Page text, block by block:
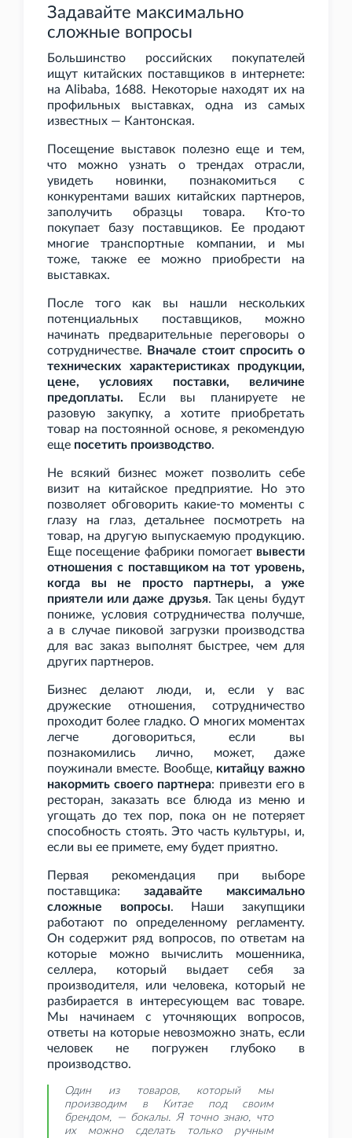
Задавайте максимально
сложные вопросы
Большинство российских покупателей
ищут китайских поставщиков в интернете:
на Alibaba, 1688. Некоторые находят их на
профильных выставках, одна из самых
известных — Кантонская.
Посещение выставок полезно еще и тем,
что можно узнать о трендах отрасли,
увидеть новинки, познакомиться с
конкурентами ваших китайских партнеров,
заполучить образцы товара. Кто-то
покупает базу поставщиков. Ее продают
многие транспортные компании, и мы
тоже, также ее можно приобрести на
выставках.
После того как вы нашли нескольких
потенциальных поставщиков, можно
начинать предварительные переговоры о
сотрудничестве.
Вначале стоит спросить о
технических характеристиках продукции,
цене, условиях поставки, величине
предоплаты. Если вы планируете не
разовую закупку, а хотите приобретать
товар на постоянной основе, я рекомендую
еще посетить производство.
Не всякий бизнес может позволить себе
визит на китайское предприятие. Но это
позволяет обговорить какие-то моменты с
глазу на глаз, детальнее посмотреть на
товар, на другую выпускаемую продукцию.
Еще посещение фабрики помогает вывести
отношения с поставщиком на тот уровень,
когда вы не просто партнеры, а уже
приятели или даже друзья. Так цены будут
пониже, условия сотрудничества получше,
а в случае пиковой загрузки производства
для вас заказ выполнят быстрее, чем для
других партнеров.
Бизнес делают люди, и, если у вас
дружеские отношения, сотрудничество
проходит более гладко. О многих моментах
легче договориться, если вы
познакомились лично, может, даже
поужинали вместе. Вообще, китайцу важно
накормить своего партнера: привезти его в
ресторан, заказать все блюда из меню и
угощать до тех пор, пока он не потеряет
способность стоять. Это часть культуры, и,
если вы ее примете, ему будет приятно.
Первая рекомендация при выборе
поставщика: задавайте максимально
сложные вопросы. Наши закупщики
работают по определенному регламенту.
Он содержит ряд вопросов, по ответам на
которые можно вычислить мошенника,
селлера, который выдает себя за
производителя, или человека, который не
разбирается в интересующем вас товаре.
Мы начинаем с уточняющих вопросов,
ответы на которые невозможно знать, если
человек не погружен глубоко в
производство.
Один из товаров, который мы
производим в Китае под своим
брендом, — бокалы. Я точно знаю, что
их можно сделать только ручным